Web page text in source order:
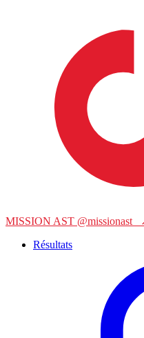
MISSION AST @missionast_
Résultats